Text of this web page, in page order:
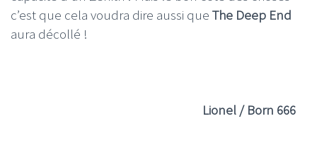
c’est que cela voudra dire aussi que The Deep End
aura décollé !
Lionel / Born 666